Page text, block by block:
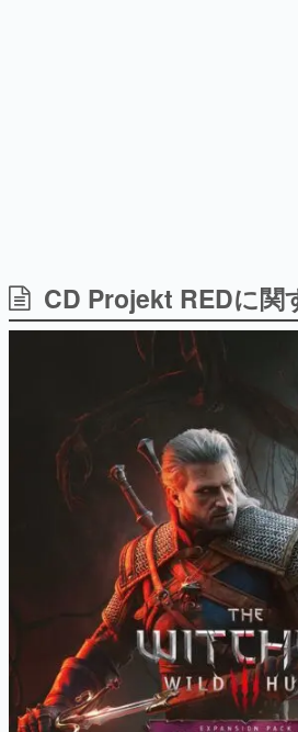
日本のコンテンツ産業やカル
画です。
日本モバイルゲーム産業
日本のモバイルゲーム史に
ルを網羅するほか、開発者
解説を掲載。約20年の歴史が
若ゲのいたり〜ゲーム
『うつヌケ』『ペンと箸』
一先生によるゲーム業界レポ
なんでゲームは面白い？
ゲーム開発者・hamatsu氏が
具体的な形から解き明かして
です。
ゲームが変えた日本語
「経験値」「裏技」「ラス
の起源や用法の変遷を、コ
イニーP氏が徹底調査。
カテゴリ
CD Projekt REDに関